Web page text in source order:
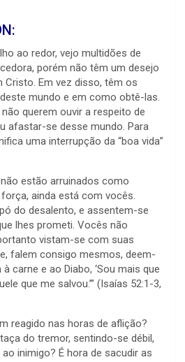
ao redor, vejo multidões de
porém não têm um desejo
Cristo. Em vez disso, têm os
mundo e em como obtê-las.
querem ouvir a respeito de
afastar-se desse mundo. Para
uma interrupção da “boa vida”
estão arruinados como
ainda está com vocês.
do desalento, e assentem-se
lhes prometi. Vocês não
vistam-se com suas
falem consigo mesmos, deem-
carne e ao Diabo, ‘Sou mais que
que me salvou.’” (Isaías 52:1-3,
reagido nas horas de aflição?
do tremor, sentindo-se débil,
inimigo? É hora de sacudir as